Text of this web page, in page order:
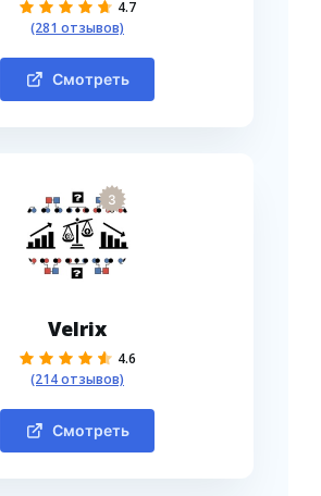
4.7
(281 отзывов)
Смотреть
3
Velrix
4.6
(214 отзывов)
Смотреть